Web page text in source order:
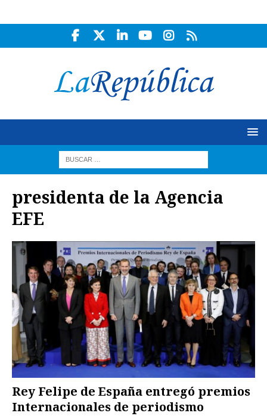
presidenta de la Agencia
EFE
Rey Felipe de España entregó premios
Internacionales de periodismo